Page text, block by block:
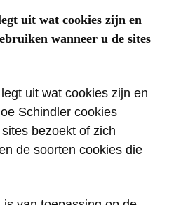
uit wat cookies zijn en
wanneer u de sites
uit wat cookies zijn en
Schindler cookies
bezoekt of zich
de soorten cookies die